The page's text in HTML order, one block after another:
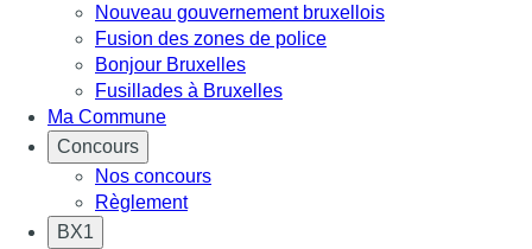
Nouveau gouvernement bruxellois
Fusion des zones de police
Bonjour Bruxelles
Fusillades à Bruxelles
Ma Commune
Concours
Nos concours
Règlement
BX1